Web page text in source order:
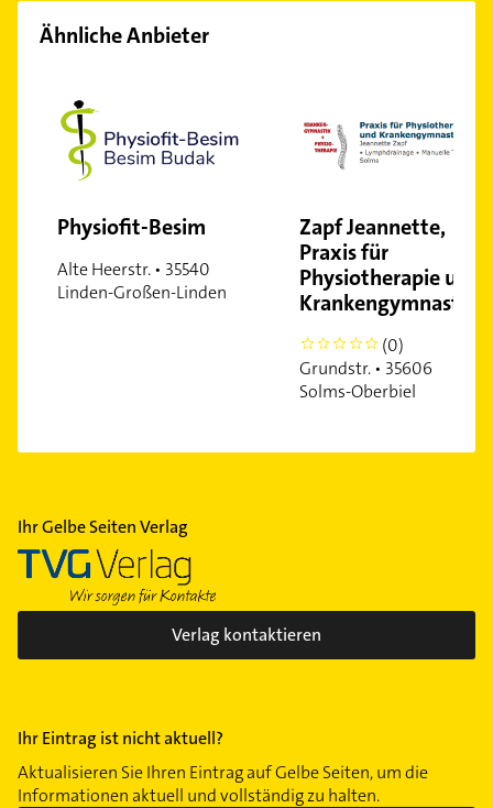
Ähnliche Anbieter
Physiofit-Besim
Alte Heerstr. • 35540
Linden-Großen-Linden
Zapf Jeannette,
Praxis für
Physiotherapie und
Krankengymnastik
0
(0)
Grundstr. • 35606
Solms-Oberbiel
Ihr Gelbe Seiten Verlag
Verlag kontaktieren
Ihr Eintrag ist nicht aktuell?
Aktualisieren Sie Ihren Eintrag auf Gelbe Seiten, um die
Informationen aktuell und vollständig zu halten.